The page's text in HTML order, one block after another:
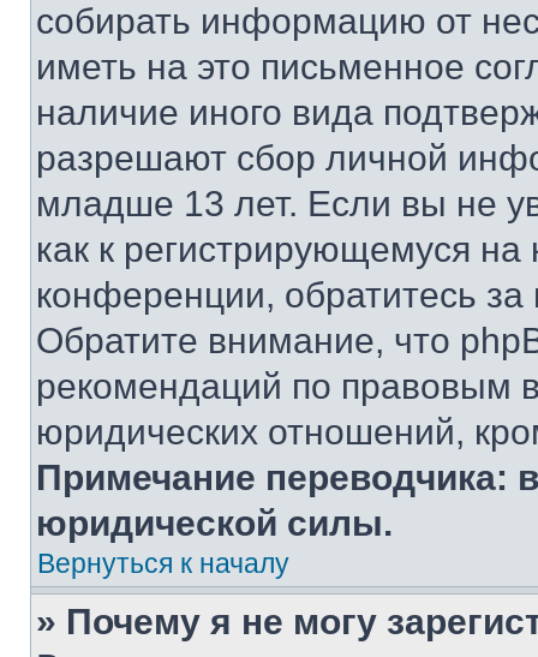
собирать информацию от
иметь на это письменное
наличие иного вида
разрешают сбор личной
младше 13 лет. Если вы не
как к регистрирующемуся
конференции, обратитесь
Обратите внимание, что
рекомендаций по правовым
юридических отношений,
Примечание переводчика:
юридической силы.
Вернуться к началу
» Почему я не могу